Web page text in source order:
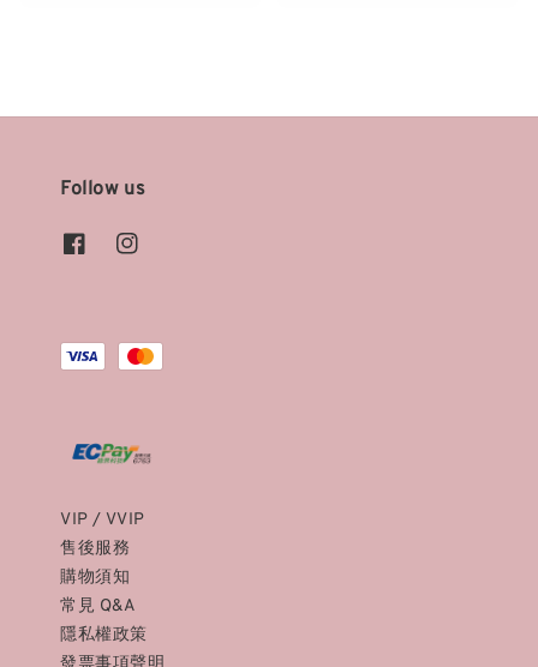
Follow us
VIP / VVIP
售後服務
購物須知
常見 Q&A
隱私權政策